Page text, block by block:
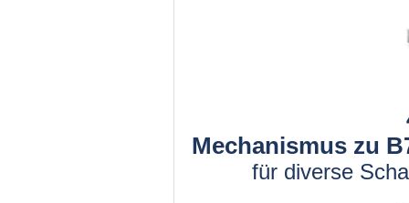
Mechanismus zu
für diverse